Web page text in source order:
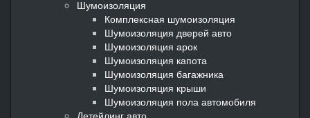
Шумоизоляция
Комплексная шумоизоляция
Шумоизоляция дверей авто
Шумоизоляция арок
Шумоизоляция капота
Шумоизоляция багажника
Шумоизоляция крыши
Шумоизоляция пола автомобиля
Детейлинг авто